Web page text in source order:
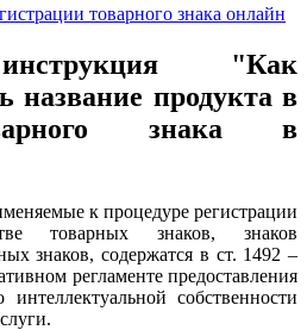
товарного знака онлайн
"Как
название продукта в
знака в
к процедуре регистрации
товарных знаков, знаков
знаков, содержатся в ст. 1492 –
регламенте предоставления
собственности